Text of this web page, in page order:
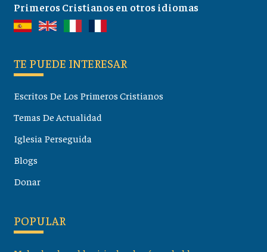
Primeros Cristianos en otros idiomas
TE PUEDE INTERESAR
Escritos De Los Primeros Cristianos
Temas De Actualidad
Iglesia Perseguida
Blogs
Donar
POPULAR